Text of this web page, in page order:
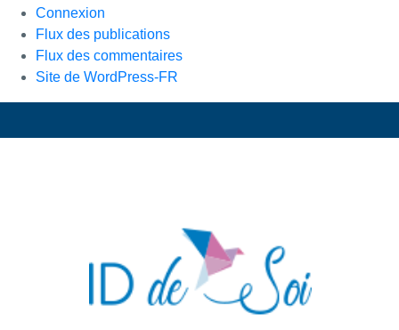
Connexion
Flux des publications
Flux des commentaires
Site de WordPress-FR